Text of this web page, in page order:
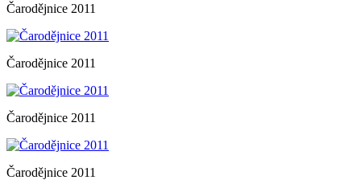
Čarodějnice 2011
Čarodějnice 2011
Čarodějnice 2011
Čarodějnice 2011